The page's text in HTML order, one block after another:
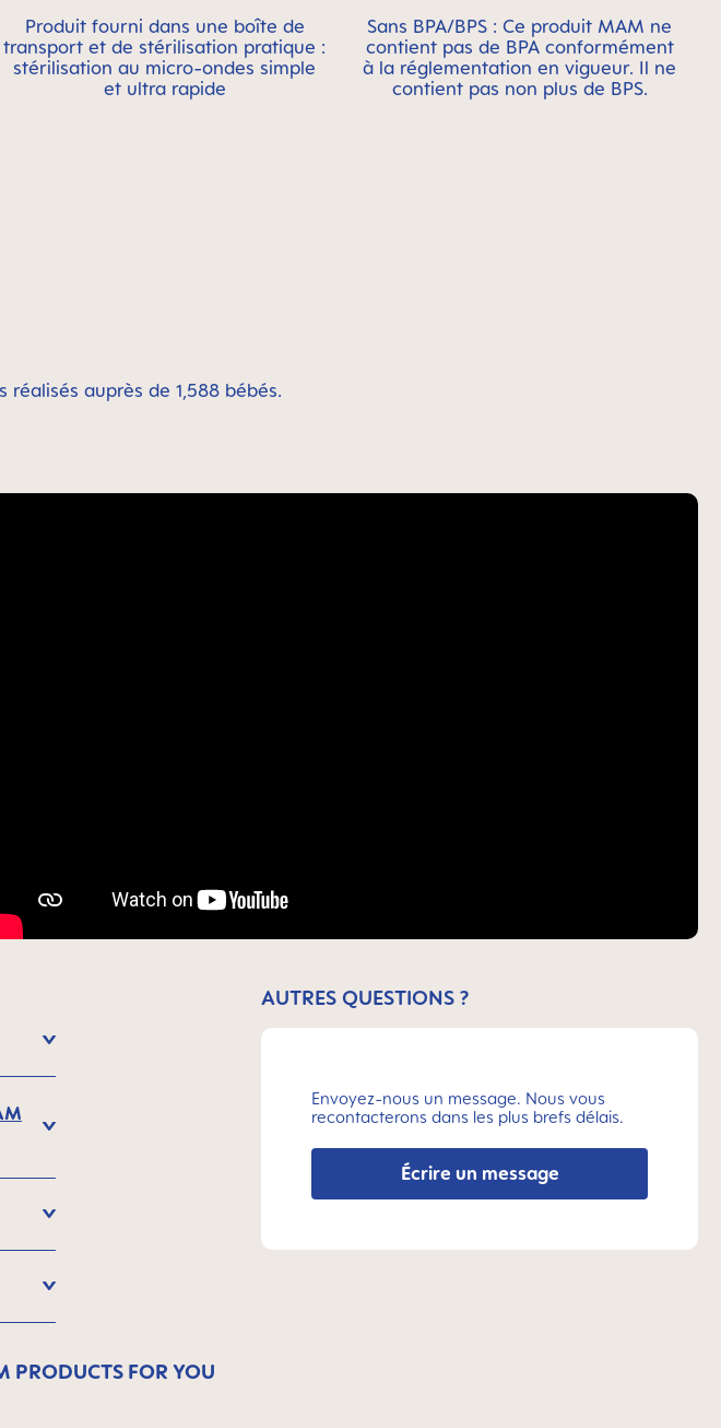
Produit fourni dans une boîte de
transport et de stérilisation pratique :
stérilisation au micro-ondes simple
et ultra rapide
Sans BPA/BPS : Ce produit MAM ne
contient pas de BPA conformément
à la réglementation en vigueur. Il ne
contient pas non plus de BPS.
auprès de 1,588 bébés.
AUTRES QUESTIONS ?
Envoyez-nous un message. Nous vous
recontacterons dans les plus brefs délais.
Écrire un message
FOR YOU